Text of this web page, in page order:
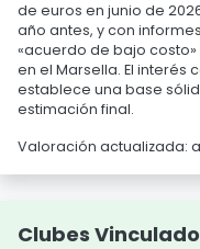
de euros en junio de
año antes, y con
«acuerdo de bajo
en el Marsella. El interés
establece una base
estimación final.
Valoración actualizada:
Clubes